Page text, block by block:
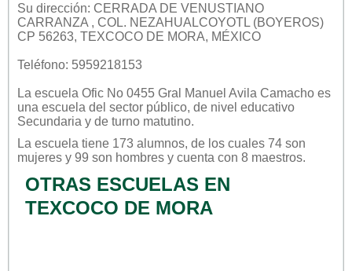
Su dirección: CERRADA DE VENUSTIANO
CARRANZA , COL. NEZAHUALCOYOTL (BOYEROS)
CP 56263, TEXCOCO DE MORA, MÉXICO
Teléfono: 5959218153
La escuela Ofic No 0455 Gral Manuel Avila Camacho es
una escuela del sector público, de nivel educativo
Secundaria y de turno matutino.
La escuela tiene 173 alumnos, de los cuales 74 son
mujeres y 99 son hombres y cuenta con 8 maestros.
OTRAS ESCUELAS EN
TEXCOCO DE MORA